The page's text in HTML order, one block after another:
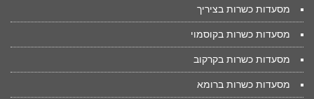
מסעדות כשרות בציריך
מסעדות כשרות בקוסמוי
מסעדות כשרות בקרקוב
מסעדות כשרות ברומא